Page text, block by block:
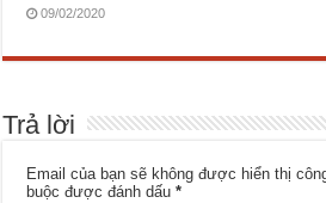
09/02/2020
Trả lời
Email của bạn sẽ không được hiển thị
buộc được đánh dấu*